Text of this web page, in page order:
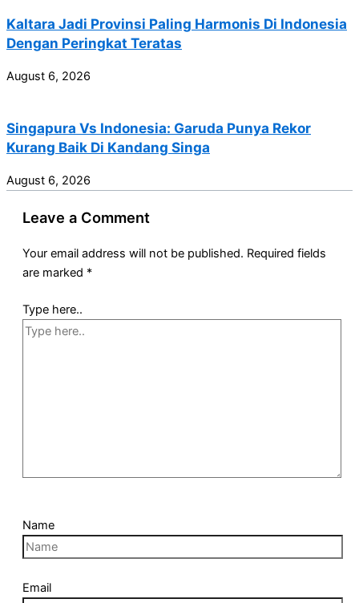
Kaltara Jadi Provinsi Paling Harmonis Di Indonesia
Dengan Peringkat Teratas
August 6, 2026
Singapura Vs Indonesia: Garuda Punya Rekor
Kurang Baik Di Kandang Singa
August 6, 2026
Leave a Comment
Your email address will not be published. Required fields
are marked *
Type here..
Name
Email